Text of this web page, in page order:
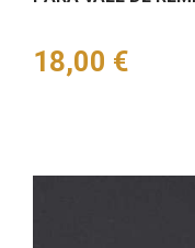
Preço
18,00 €